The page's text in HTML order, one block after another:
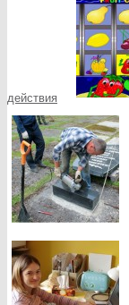
действия